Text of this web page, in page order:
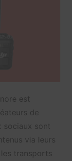
est
de
sociaux sont
via leurs
transports